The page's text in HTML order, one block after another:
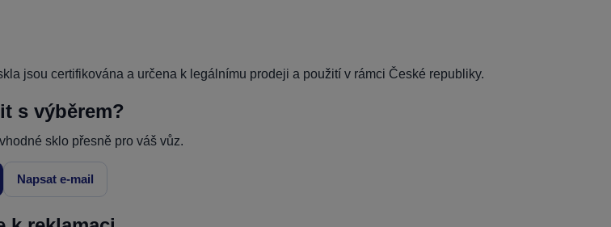
jsou certifikována a určena k legálnímu prodeji a použití v rámci České republiky.
s výběrem?
sklo přesně pro váš vůz.
Napsat e-mail